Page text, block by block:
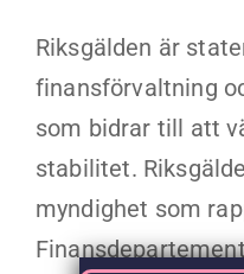
Riksgälden är
finansförvaltning
som bidrar till att
stabilitet.
myndighet som